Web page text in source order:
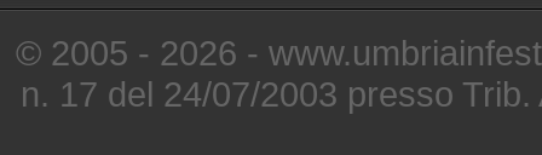
© 2005 - 2026 -
n. 17 del 24/07/2003 presso